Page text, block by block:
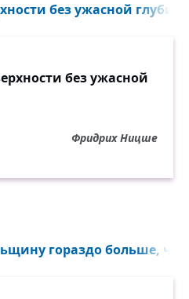
без ужасной
без ужасной
Фридрих Ницше
гораздо больше, чем